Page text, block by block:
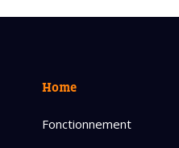
Home
Fonctionnement